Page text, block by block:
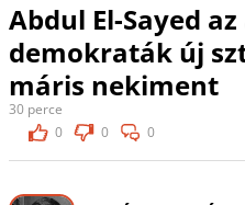
Abdul El-Sayed
demokraták új
máris nekiment
30 perce
0
0 0